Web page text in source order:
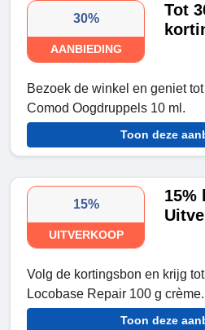
30%
AANBIEDING
Tot
Bezoek de winkel en geniet tot
Comod Oogdruppels 10 ml.
Toon deze
15%
UITVERKOOP
15%
Volg de kortingsbon en krijg tot
Locobase Repair 100 g crème.
Toon deze